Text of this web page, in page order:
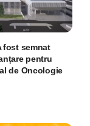
fost semnat
pentru
de Oncologie